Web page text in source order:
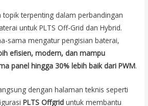
topik terpenting dalam perbandingan
untuk PLTS Off-Grid dan Hybrid.
sama mengatur pengisian baterai,
efisien, modern, dan mampu
panel hingga 30% lebih baik dari PWM.
dengan halaman teknis seperti
PLTS Offgrid untuk membantu